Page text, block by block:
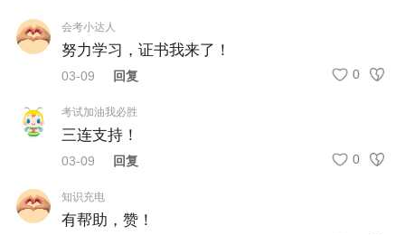
书、工作证明、社保参保证明。
《承诺书》及《工作证明》样表请查看附件2和附
件3。
三、提交时间、方式及要求
2026年3月6日至3月11日，请将需提交的核查材
料原件扫描件，压缩后以“姓名.zip”命名，邮件主
会考小达人
努力学习，证书我来了！
03-09 回复 0
考试加油我必胜
三连支持！
03-09 回复 0
知识充电
有帮助，赞！